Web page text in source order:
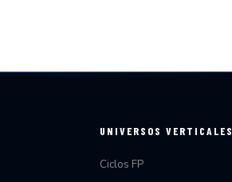
UNIVERSOS VERTICALES
Ciclos FP